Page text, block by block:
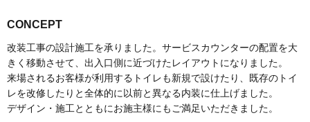
CONCEPT
改装工事の設計施工を承りました。サービスカウンターの配置を大
きく移動させて、出入口側に近づけたレイアウトになりました。
来場されるお客様が利用するトイレも新規で設けたり、既存のトイ
レを改修したりと全体的に以前と異なる内装に仕上げました。
デザイン・施工とともにお施主様にもご満足いただきました。